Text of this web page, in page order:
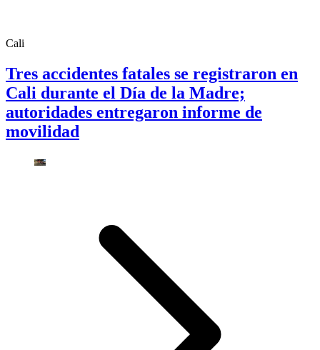
Cali
Tres accidentes fatales se registraron en
Cali durante el Día de la Madre;
autoridades entregaron informe de
movilidad